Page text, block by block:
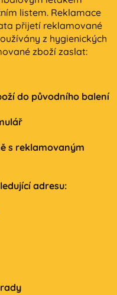
listem. Reklamace
přijetí reklamované
z hygienických
zboží zaslat:
do původního balení
s reklamovaným
adresu: